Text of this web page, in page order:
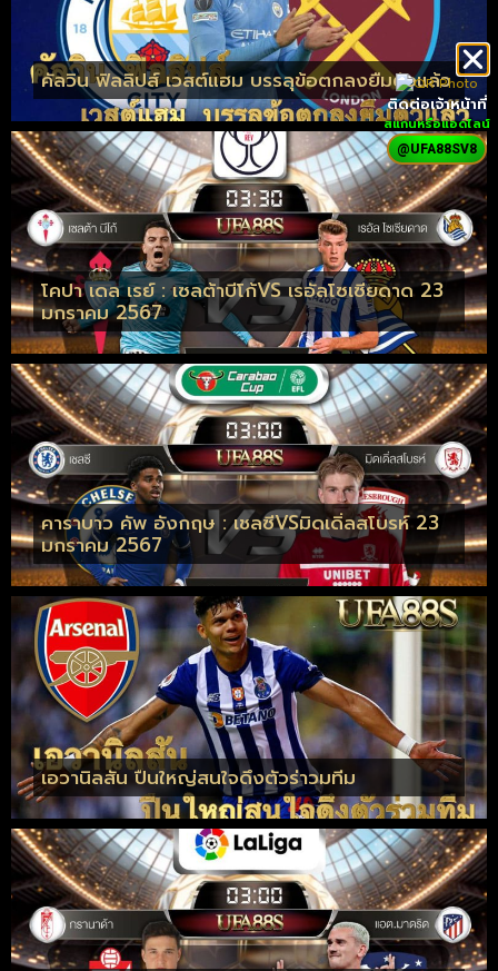
คัลวิน ฟิลลิปส์ เวสต์แฮม บรรลุข้อตกลงยืมตัวแล้ว
โคปา เดล เรย์ : เซลต้าบีโก้VS เรอัลโซเซียดาด 23
มกราคม 2567
คาราบาว คัพ อังกฤษ : เชลซีVSมิดเดิ่ลสโบรห์ 23
มกราคม 2567
เอวานิลสัน ปืนใหญ่สนใจดึงตัวร่าวมทีม
ติดต่อเจ้าหน้าที่
สแกนหรือแอดไลน์
@UFA88SV8